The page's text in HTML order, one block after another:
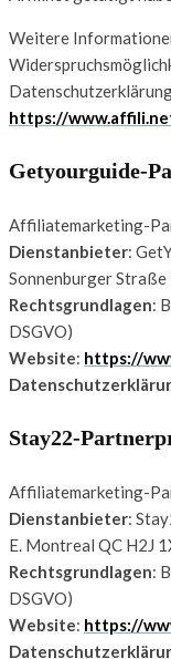
Weitere
https://
Getyourguide-
Affiliatemarketing-
Dienstanbieter:
Sonnenburger
Rechtsgrundlagen:
DSGVO)
Website: https://
Stay22-
Affiliatemarketing-
Dienstanbieter:
E. Montreal QC H2J
Rechtsgrundlagen:
DSGVO)
Website: https://